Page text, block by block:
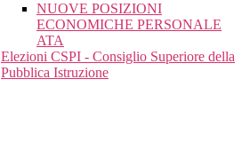
NUOVE POSIZIONI
ECONOMICHE PERSONALE
ATA
Elezioni CSPI - Consiglio Superiore della
Pubblica Istruzione